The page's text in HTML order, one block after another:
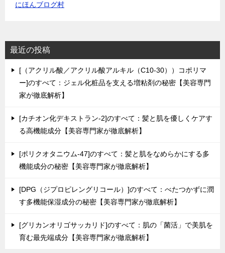
にほんブログ村
最近の投稿
[（アクリル酸／アクリル酸アルキル（C10-30））コポリマ
ー]のすべて：ジェル化粧品を支える増粘剤の秘密【美容専門
家が徹底解析】
[カチオン化デキストラン-2]のすべて：髪と肌を優しくケアす
る高機能成分【美容専門家が徹底解析】
[ポリクオタニウム-47]のすべて：髪と肌をなめらかにする多
機能成分の秘密【美容専門家が徹底解析】
[DPG（ジプロピレングリコール）]のすべて：べたつかずに潤
す多機能保湿成分の秘密【美容専門家が徹底解析】
[グリカンオリゴサッカリド]のすべて：肌の「菌活」で美肌を
育む最先端成分【美容専門家が徹底解析】